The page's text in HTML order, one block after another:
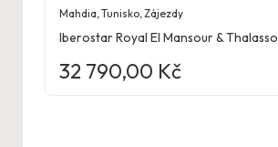
Mahdia,Tunisko,Zájezdy
Iberostar Royal El Mansour & Thalasso
32 790,00 Kč